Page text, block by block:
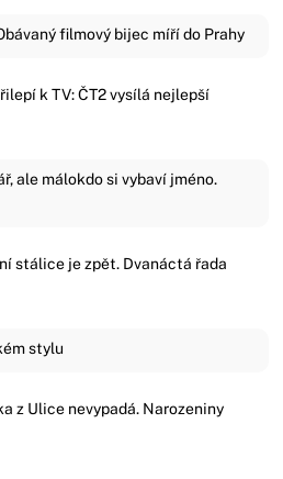
filmový bijec míří do Prahy
k TV: ČT2 vysílá nejlepší
ale málokdo si vybaví jméno.
stálice je zpět. Dvanáctá řada
stylu
z Ulice nevypadá. Narozeniny